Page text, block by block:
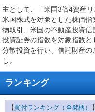
主として、「米国3倍4資産
米国株式を対象とした株価
物取引、米国の不動産投資
投資証券の指数を対象指数
分散投資を行い、信託財産
し。
ランキング
【 買付ランキング（全銘柄） 】